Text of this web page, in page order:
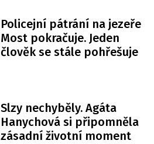
Policejní pátrání na jezeře
Most pokračuje. Jeden
člověk se stále pohřešuje
Slzy nechyběly. Agáta
Hanychová si připomněla
zásadní životní moment